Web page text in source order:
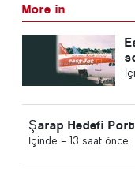
More in
Şarap Hedefi
İçinde - 13 saat önce